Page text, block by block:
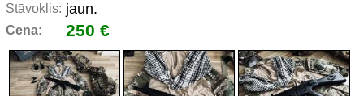
Stāvoklis: jaun.
Cena: 250 €